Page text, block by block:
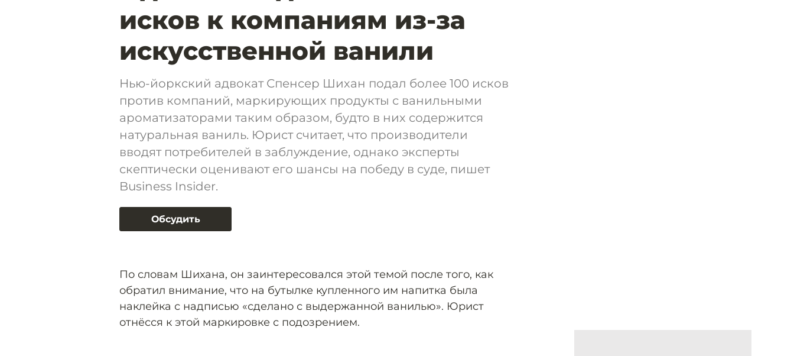
исков к компаниям из-за
искусственной ванили
Нью-йоркский адвокат Спенсер Шихан подал более 100 исков
против компаний, маркирующих продукты с ванильными
ароматизаторами таким образом, будто в них содержится
натуральная ваниль. Юрист считает, что производители
вводят потребителей в заблуждение, однако эксперты
скептически оценивают его шансы на победу в суде, пишет
Business Insider.
Обсудить
По словам Шихана, он заинтересовался этой темой после того, как
обратил внимание, что на бутылке купленного им напитка была
наклейка с надписью «сделано с выдержанной ванилью». Юрист
отнёсся к этой маркировке с подозрением.